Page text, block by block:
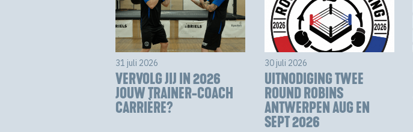
31 juli 2026
VERVOLG JIJ IN 2026
JOUW TRAINER-COACH
CARRIÈRE?
30 juli 2026
UITNODIGING TWEE
ROUND ROBINS
ANTWERPEN AUG EN
SEPT 2026